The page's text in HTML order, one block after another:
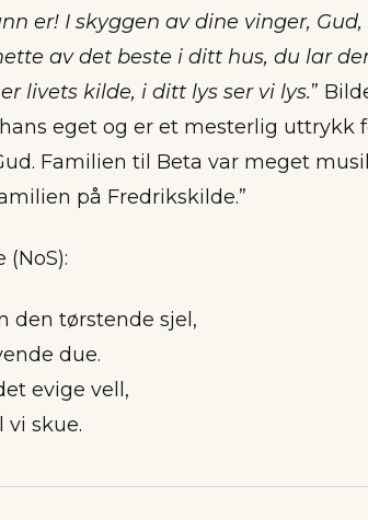
er! I skyggen av dine vinger,
av det beste i ditt hus, du lar
livets kilde, i ditt lys ser vi lys.”
eget og er et mesterlig uttrykk
Familien til Beta var meget
på Fredrikskilde.”
den tørstende sjel,
due.
evige vell,
vi skue.